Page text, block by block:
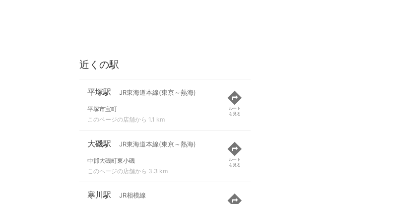
近くの駅
平塚駅 JR東海道本線(東京～熱海)
平塚市宝町
このページの店舗から 1.1 km
ルート
を見る
大磯駅 JR東海道本線(東京～熱海)
中郡大磯町東小磯
このページの店舗から 3.3 km
ルート
を見る
寒川駅 JR相模線